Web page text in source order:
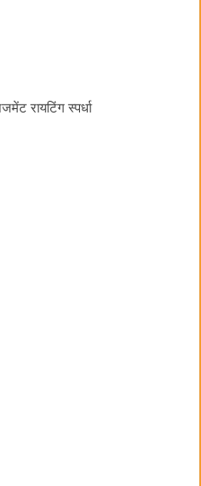
रायटिंग स्पर्धा